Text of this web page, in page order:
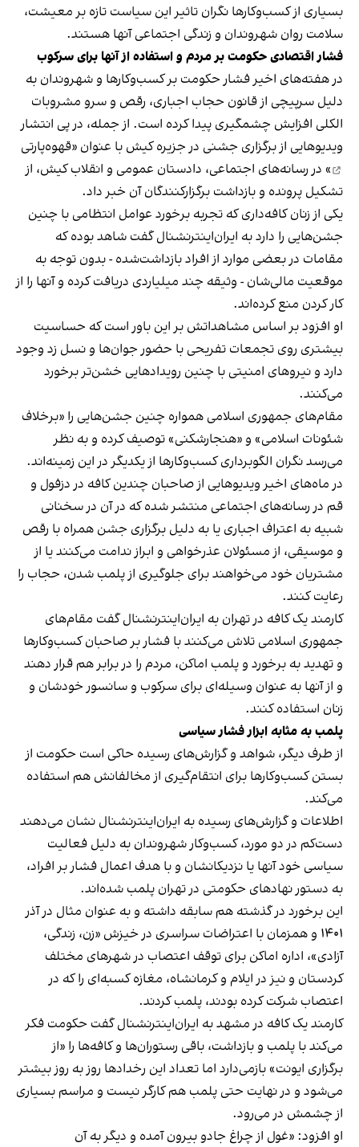
بسیاری از کسب‌وکارها نگران تاثیر این سیاست‌ تازه بر معیشت،
سلامت روان شهروندان و زندگی اجتماعی آنها هستند.
فشار اقتصادی حکومت بر مردم و استفاده از آنها برای سرکوب
در هفته‌های اخیر فشار حکومت بر کسب‌وکارها و شهروندان به
دلیل سرپیچی از قانون حجاب اجباری، رقص و سرو مشروبات
الکلی افزایش چشمگیری پیدا کرده است. از جمله، در پی انتشار
ویدیوهایی از برگزاری جشنی در جزیره کیش با عنوان «قهوه‌پارتی
» در رسانه‌های اجتماعی، دادستان عمومی و انقلاب کیش، از
تشکیل پرونده و بازداشت برگزارکنندگان آن خبر داد.
یکی از زنان کافه‌داری که تجربه برخورد عوامل انتظامی با چنین
جشن‌هایی را دارد به ایران‌اینترنشنال گفت شاهد بوده که
مقامات در بعضی موارد از افراد بازداشت‌‌شده - بدون توجه به
موقعیت مالی‌شان - وثیقه چند میلیاردی دریافت کرده و آنها را از
کار کردن منع کرده‌اند.
او افزود بر اساس مشاهداتش بر این باور است که حساسیت
بیشتری روی تجمعات تفریحی با حضور جوان‌ها و نسل زد وجود
دارد و نیروهای امنیتی با چنین رویدادهایی خشن‌تر برخورد
می‌کنند.
مقام‌های جمهوری اسلامی همواره چنین جشن‌هایی را «برخلاف
شئونات اسلامی» و «هنجارشکنی» توصیف کرده و به نظر
می‌رسد نگران الگوبرداری کسب‌وکارها از یکدیگر در این زمینه‌اند.
در ماه‌های اخیر ویدیوهایی از صاحبان چندین کافه در دزفول و
قم در رسانه‌های اجتماعی منتشر شده که در آن در سخنانی
شبیه به اعتراف اجباری یا به دلیل برگزاری جشن همراه با رقص
و موسیقی، از مسئولان عذرخواهی و ابراز ندامت می‌کنند یا از
مشتریان خود می‌خواهند برای جلوگیری از پلمب شدن، حجاب را
رعایت کنند.
کارمند یک کافه در تهران به ایران‌اینترنشنال گفت مقام‌های
جمهوری اسلامی تلاش می‌کنند با فشار بر صاحبان کسب‌وکارها
و تهدید به برخورد و پلمب اماکن، مردم را در برابر هم قرار دهند
و از آنها به عنوان وسیله‌ای برای سرکوب و سانسور خودشان و
زنان استفاده کنند.
پلمب به مثابه ابزار فشار سیاسی
از طرف دیگر، شواهد و گزارش‌های رسیده حاکی است حکومت از
بستن کسب‌وکارها برای انتقام‌گیری از مخالفانش هم استفاده
می‌کند.
اطلاعات و گزارش‌های رسیده به ایران‌اینترنشنال نشان می‌دهند
دست‌کم در دو مورد، کسب‌وکار شهروندان به دلیل فعالیت
سیاسی خود آنها یا نزدیکانشان و با هدف اعمال فشار بر افراد،
به دستور نهادهای حکومتی در تهران پلمب شده‌اند.
این برخورد در گذشته هم سابقه داشته و به عنوان مثال در آذر
۱۴۰۱ و همزمان با اعتراضات سراسری در خیزش «زن، زندگی،
آزادی»، اداره اماکن برای توقف اعتصاب در شهرهای مختلف
کردستان و نیز در ایلام و کرمانشاه، مغازه کسبه‌ای را که در
اعتصاب شرکت کرده بودند، پلمب کردند.
کارمند یک کافه در مشهد به ایران‌اینترنشنال گفت حکومت فکر
می‌کند با پلمب و بازداشت، باقی رستوران‌ها و کافه‌ها را «از
برگزاری ایونت» بازمی‌دارد اما تعداد این رخدادها روز به روز بیشتر
می‌شود و در نهایت حتی پلمب هم کارگر نیست و مراسم بسیاری
از چشمش در می‌رود.
او افزود: «غول از چراغ جادو بیرون آمده و دیگر به آن